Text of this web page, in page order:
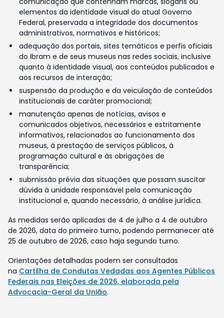
elementos da identidade visual do atual Governo
Federal, preservada a integridade dos documentos
administrativos, normativos e históricos;
adequação dos portais, sites temáticos e perfis oficiais
do Ibram e de seus museus nas redes sociais, inclusive
quanto à identidade visual, aos conteúdos publicados e
aos recursos de interação;
suspensão da produção e da veiculação de conteúdos
institucionais de caráter promocional;
manutenção apenas de notícias, avisos e
comunicados objetivos, necessários e estritamente
informativos, relacionados ao funcionamento dos
museus, à prestação de serviços públicos, à
programação cultural e às obrigações de
transparência;
submissão prévia das situações que possam suscitar
dúvida à unidade responsável pela comunicação
institucional e, quando necessário, à análise jurídica.
As medidas serão aplicadas de 4 de julho a 4 de outubro
de 2026, data do primeiro turno, podendo permanecer até
25 de outubro de 2026, caso haja segundo turno.
Orientações detalhadas podem ser consultadas
na Cartilha de Condutas Vedadas aos Agentes Públicos
Federais nas Eleições de 2026, elaborada pela
Advocacia-Geral da União.